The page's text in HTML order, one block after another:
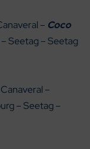
– Coco
Seetag – Seetag
–
– Seetag –